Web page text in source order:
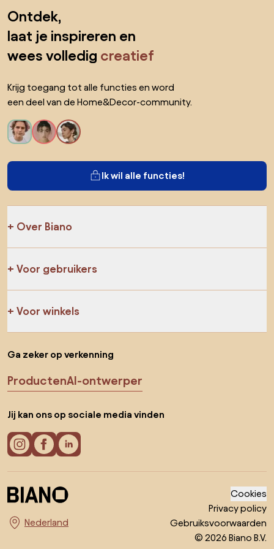
Ontdek,
laat je inspireren en
wees volledig creatief
Krijg toegang tot alle functies en word
een deel van de Home&Decor-community.
Ik wil alle functies!
Over Biano
Voor gebruikers
Voor winkels
Ga zeker op verkenning
ProductenAI-ontwerper
Jij kan ons op sociale media vinden
Kies land
Cookies
Privacy policy
Gebruiksvoorwaarden
© 2026 Biano B.V.